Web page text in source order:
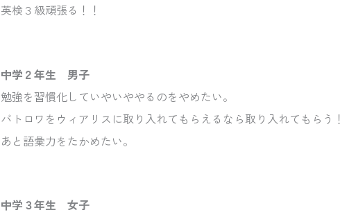
英検３級頑張る！！
中学２年生 男子
勉強を習慣化していやいややるのをやめたい。
バトロワをウィアリスに取り入れてもらえるなら取り入れてもらう！
あと語彙力をたかめたい。
中学３年生 女子